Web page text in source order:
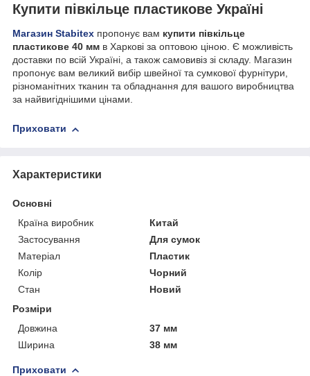
Купити півкільце пластикове Україні
Магазин Stabitex пропонує вам купити півкільце
пластикове 40 мм в Харкові за оптовою ціною. Є можливість
доставки по всій Україні, а також самовивіз зі складу. Магазин
пропонує вам великий вибір швейної та сумкової фурнітури,
різноманітних тканин та обладнання для вашого виробництва
за найвигіднішими цінами.
Приховати
Характеристики
Основні
Країна виробник
Китай
Застосування
Для сумок
Матеріал
Пластик
Колір
Чорний
Стан
Новий
Розміри
Довжина
37 мм
Ширина
38 мм
Приховати